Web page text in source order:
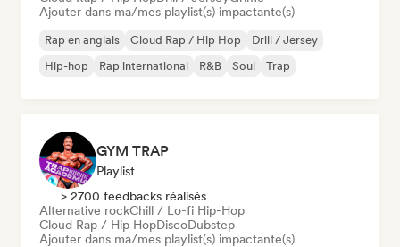
Ajouter dans ma/mes playlist(s) impactante(s)
Rap en anglais Cloud Rap / Hip Hop
Drill / Jersey
Hip-hop
Rap international R&B Soul Trap
GYM TRAP
Playlist
> 2700 feedbacks réalisés
Alternative rockChill / Lo-fi Hip-Hop
Cloud Rap / Hip HopDiscoDubstep
Ajouter dans ma/mes playlist(s) impactante(s)